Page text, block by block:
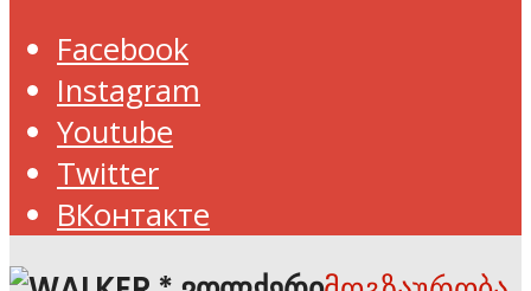
Facebook
Instagram
Youtube
Twitter
ВКонтакте